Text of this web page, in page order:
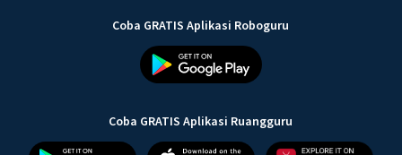
Coba GRATIS Aplikasi Roboguru
Coba GRATIS Aplikasi Ruangguru